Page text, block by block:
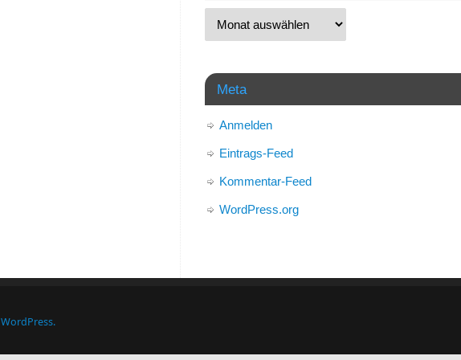
Meta
Anmelden
Eintrags-Feed
Kommentar-Feed
WordPress.org
WordPress.